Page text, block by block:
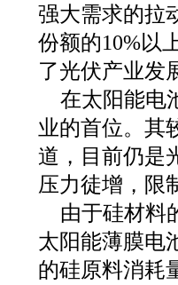
强大需求的拉
份额的10%以
了光伏产业发
在太阳能电
业的首位。其
道，目前仍是
压力徒增，限
由于硅材料
太阳能薄膜电
的硅原料消耗